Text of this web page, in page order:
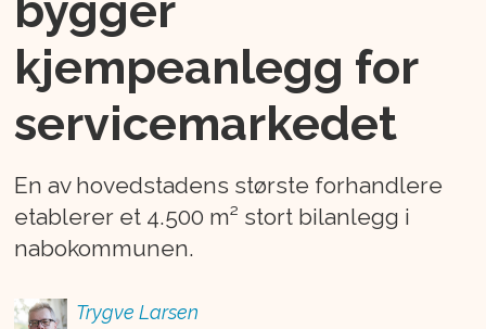
kjempeanlegg for
servicemarkedet
En av hovedstadens største forhandlere
etablerer et 4.500 m² stort bilanlegg i
nabokommunen.
Trygve Larsen